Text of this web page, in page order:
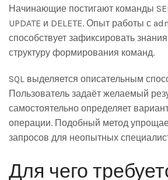
Начинающие постигают команды
UPDATE и DELETE. Опыт работы с
способствует зафиксировать
структуру формирования команд.
SQL выделяется описательным
Пользователь задаёт желаемый
самостоятельно определяет
операции. Подобный метод
запросов для неопытных
Для чего